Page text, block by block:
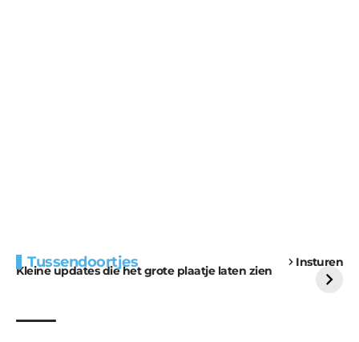
Tussendoortjes Insturen
Kleine updates die het grote plaatje laten zien
voor kabouters
uitdaging